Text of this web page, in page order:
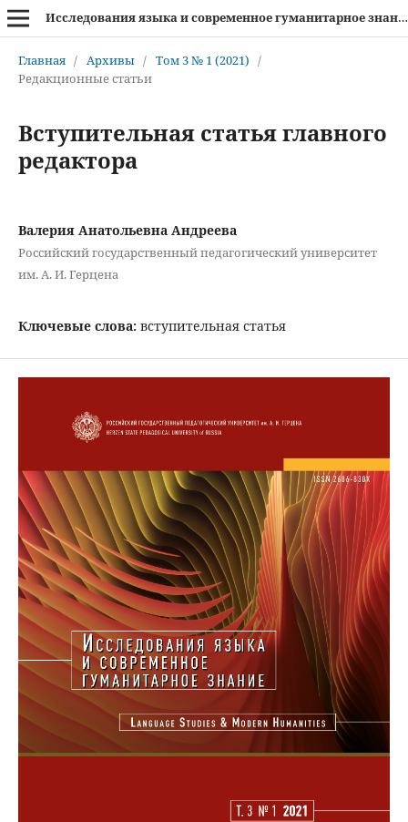
Исследования языка и современное гуманитарное знание
Главная / Архивы / Том 3 № 1 (2021) /
Редакционные статьи
Вступительная статья главного
редактора
Валерия Анатольевна Андреева
Российский государственный педагогический университет
им. А. И. Герцена
Ключевые слова: вступительная статья